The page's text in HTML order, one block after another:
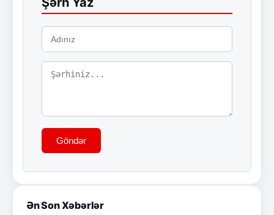
Göndər
Ən Son Xəbərlər